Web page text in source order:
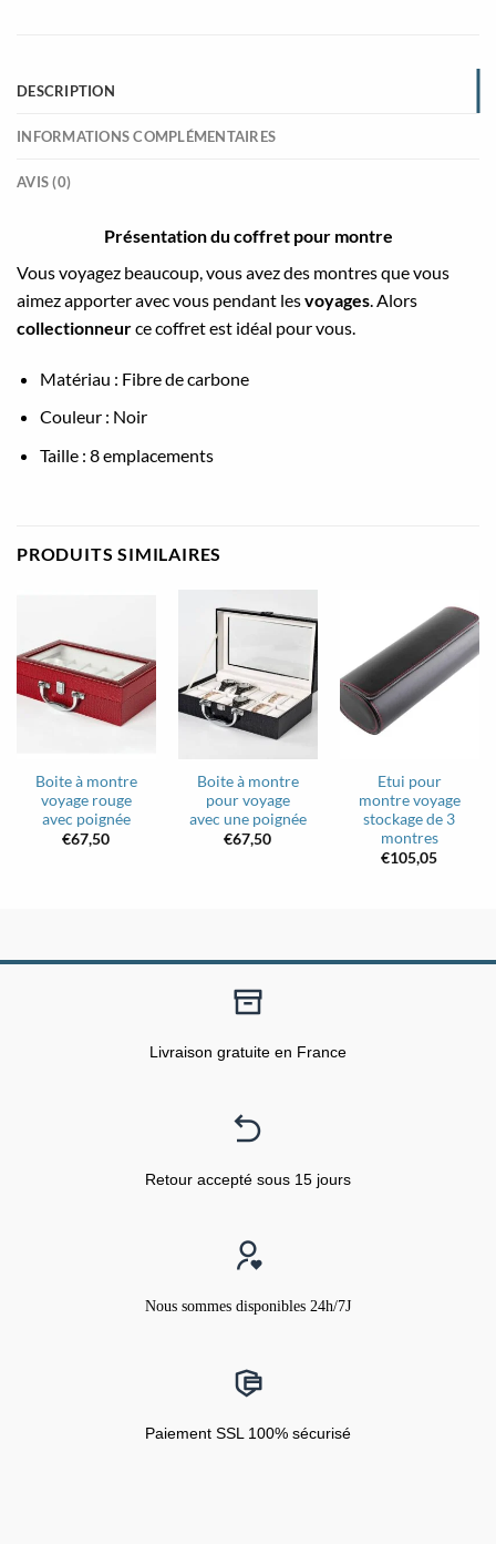
DESCRIPTION
INFORMATIONS COMPLÉMENTAIRES
AVIS (0)
Présentation du coffret pour montre
Vous voyagez beaucoup, vous avez des montres que vous
aimez apporter avec vous pendant lesvoyages. Alors
collectionneurce coffret est idéal pour vous.
Matériau : Fibre de carbone
Couleur : Noir
Taille : 8 emplacements
PRODUITS SIMILAIRES
Boite à montre
voyage rouge
avec poignée
€67,50
Boite à montre
pour voyage
avec une poignée
€67,50
Etui pour
montre voyage
stockage de 3
montres
€105,05
Livraison gratuite en France
Retour accepté sous 15 jours
Nous sommes disponibles 24h/7J
Paiement SSL 100% sécurisé